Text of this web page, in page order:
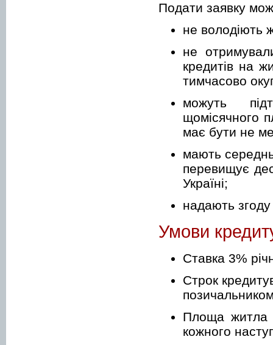
Подати заявку
не володіють
не
кредитів на
тимчасово
можуть
щомісячного
має бути не
мають
перевищує
Україні;
надають згоду
Умови
Ставка 3%
Строк
Площа житла
кожного